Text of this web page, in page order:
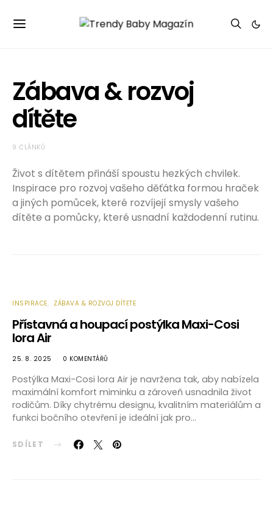
Zábava & rozvoj
dítěte
9 ČLÁNKŮ
Život s dítětem přináší spoustu hezkých chvilek.
Inspirace pro rozvoj vašeho děťátka formou hraček
a jiných pomůcek, které rozvíjejí smysly vašeho
dítěte a pomůcky, které usnadní každodenní rutinu.
INSPIRACE ZÁBAVA & ROZVOJ DÍTĚTE
Přístavná a houpací postýlka Maxi-Cosi
lora Air
25. 8. 2025 0 KOMENTÁŘŮ
Postýlka Maxi-Cosi lora Air je navržena tak, aby nabízela
maximální komfort miminku a zároveň usnadnila život
rodičům. Díky chytrému designu, kvalitním materiálům a
funkci bočního otevření je ideální jak pro…
SDÍLET